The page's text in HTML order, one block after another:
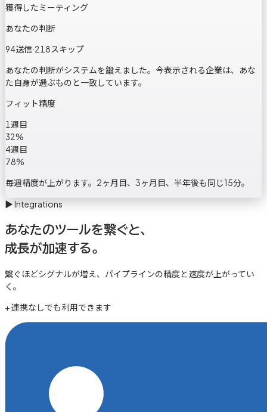
獲得したミーティング
あなたの判断
94送信·218スキップ
あなたの判断がシステムを鍛えました。今表示される企業は、あな
た自身が選ぶものと一致しています。
フィット精度
1週目
32%
4週目
78%
毎週精度が上がります。2ヶ月目、3ヶ月目、半年後も同じ15分。
▶Integrations
あなたのツールを繋ぐと、
成長が加速する。
繋ぐほどシグナルが増え、パイプラインの精度と速度が上がってい
く。
+ 連携なしでも利用できます